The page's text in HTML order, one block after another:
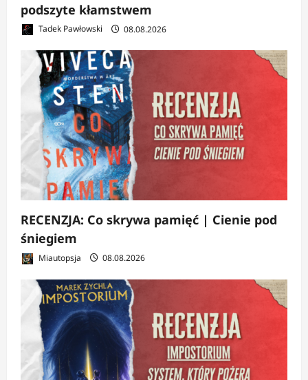
podszyte kłamstwem
Tadek Pawłowski 08.08.2026
RECENZJA: Co skrywa pamięć | Cienie pod
śniegiem
Miautopsja 08.08.2026